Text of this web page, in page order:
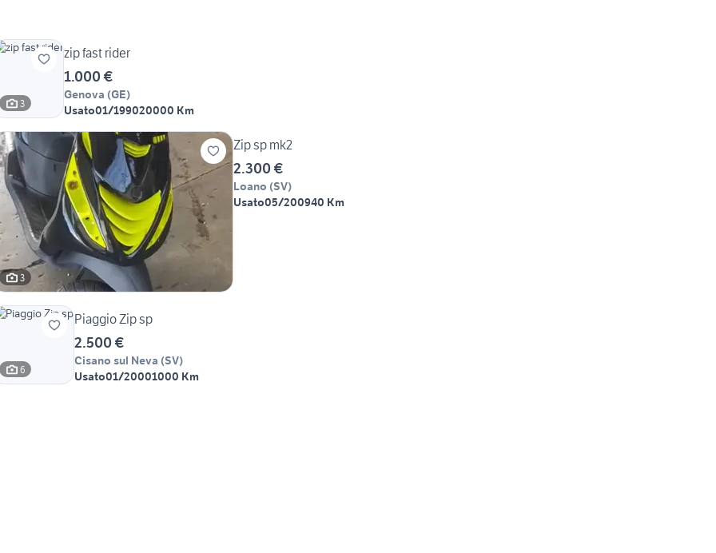
3
zip fast rider
1.000 €
Genova (GE)
Usato01/199020000 Km
3
Zip sp mk2
2.300 €
Loano (SV)
Usato05/200940 Km
6
Piaggio Zip sp
2.500 €
Cisano sul Neva (SV)
Usato01/20001000 Km